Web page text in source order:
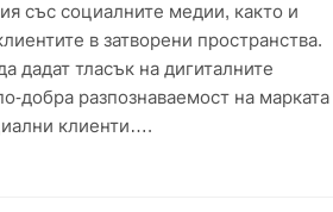
със социалните медии, както и
в затворени пространства.
дадат тласък на дигиталните
добра разпознаваемост на марката
клиенти….